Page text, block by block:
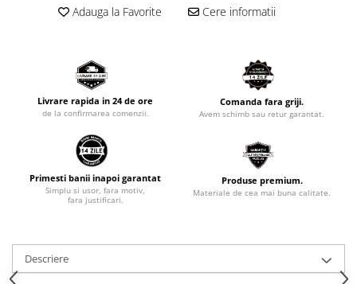
Adauga la Favorite Cere informatii
Livrare rapida in 24 de ore
de la confirmarea comenzii.
Comanda fara griji.
Avem schimb sau retur garantat.
Primesti banii inapoi garantat
Simplu si usor, fara motiv,
fara justificari.
Produse premium.
Materiale de cea mai buna calitate.
Descriere